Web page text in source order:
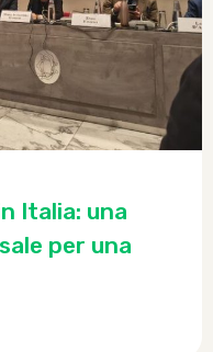
Italia: una
per una